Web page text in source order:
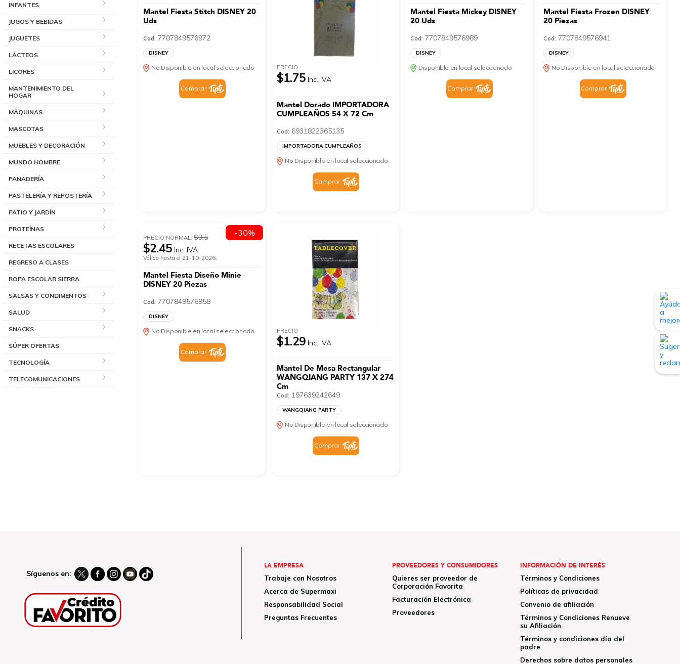
INFANTES
JUGOS Y BEBIDAS
JUGUETES
LÁCTEOS
LICORES
MANTENIMIENTO DEL
HOGAR
MÁQUINAS
MASCOTAS
MUEBLES Y DECORACIÓN
MUNDO HOMBRE
PANADERÍA
PASTELERÍA Y REPOSTERÍA
PATIO Y JARDÍN
PROTEÍNAS
RECETAS ESCOLARES
REGRESO A CLASES
ROPA ESCOLAR SIERRA
SALSAS Y CONDIMENTOS
SALUD
SNACKS
SÚPER OFERTAS
TECNOLOGÍA
TELECOMUNICACIONES
Mantel Fiesta Stitch DISNEY 20
Uds
Cod: 7707849576972
DISNEY
No Disponible en local seleccionado
Comprar
PRECIO
$1.75 Inc. IVA
Mantel Dorado IMPORTADORA
CUMPLEAÑOS 54 X 72 Cm
Cod: 6931822365135
IMPORTADORA CUMPLEAÑOS
No Disponible en local seleccionado
Comprar
Mantel Fiesta Mickey DISNEY
20 Uds
Cod: 7707849576989
DISNEY
Disponible en local seleccionado
Comprar
Mantel Fiesta Frozen DISNEY
20 Piezas
Cod: 7707849576941
DISNEY
No Disponible en local seleccionado
Comprar
PRECIO NORMAL:$3.5
$2.45 Inc. IVA
Válida hasta el 21-10-2026.
Mantel Fiesta Diseño Minie
DISNEY 20 Piezas
Cod: 7707849576958
DISNEY
No Disponible en local seleccionado
Comprar
-30%
PRECIO
$1.29 Inc. IVA
Mantel De Mesa Rectangular
WANGQIANG PARTY 137 X 274
Cm
Cod: 197639242649
WANGQIANG PARTY
No Disponible en local seleccionado
Comprar
Síguenos en:
LA EMPRESA
Trabaje con Nosotros
Acerca de Supermaxi
Responsabilidad Social
Preguntas Frecuentes
PROVEEDORES Y CONSUMIDORES
Quieres ser proveedor de
Corporación Favorita
Facturación Electrónica
Proveedores
INFORMACIÓN DE INTERÉS
Términos y Condiciones
Políticas de privacidad
Convenio de afiliación
Términos y Condiciones Renueve
su Afiliación
Términos y condiciones día del
padre
Derechos sobre datos personales